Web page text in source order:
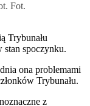
Fot.
Trybunału
spoczynku.
ona problemami
Trybunału.
z